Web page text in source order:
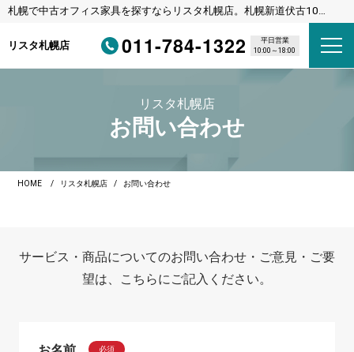
札幌で中古オフィス家具を探すならリスタ札幌店。札幌新道伏古10
リスタ札幌店
011-784-1322
平日営業
10:00～18:00
リスタ札幌店
お問い合わせ
HOME リスタ札幌店 お問い合わせ
サービス・商品についてのお問い合わせ・ご意見・ご要
望は、こちらにご記入ください。
必須